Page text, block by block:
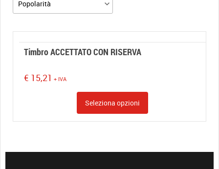
Timbro ACCETTATO CON RISERVA
€ 15,21 + IVA
Seleziona opzioni